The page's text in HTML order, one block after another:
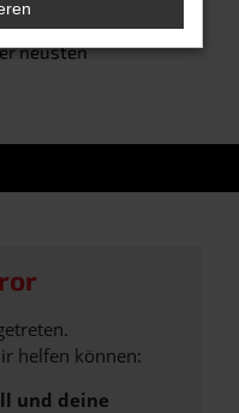
ein attraktives
neusten
helfen können:
und deine